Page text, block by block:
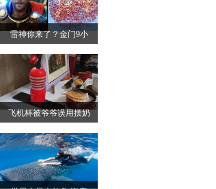
雷神你来了？金门9小
飞机杯被爷爷误用摆奶